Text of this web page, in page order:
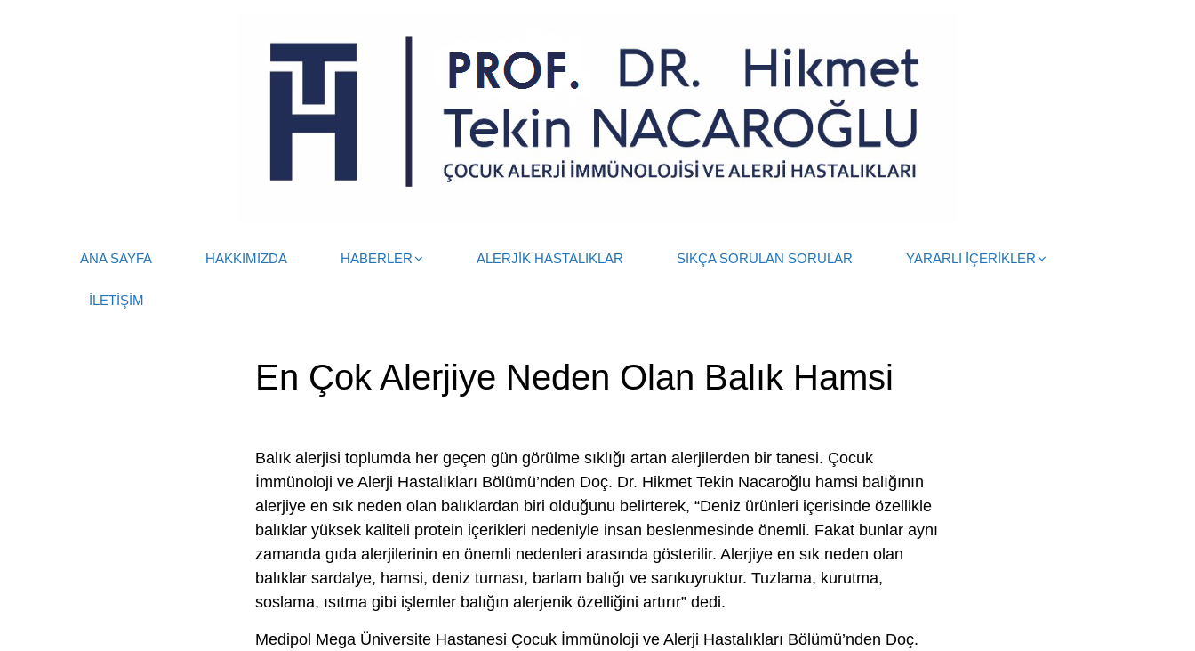
ANA SAYFA HAKKIMIZDA HABERLER ALERJİK HASTALIKLAR SIKÇA SORULAN SORULAR YARARLI İÇERİKLER
İLETİŞİM
En Çok Alerjiye Neden Olan Balık Hamsi
Balık alerjisi toplumda her geçen gün görülme sıklığı artan alerjilerden bir tanesi. Çocuk
İmmünoloji ve Alerji Hastalıkları Bölümü’nden Doç. Dr. Hikmet Tekin Nacaroğlu hamsi balığının
alerjiye en sık neden olan balıklardan biri olduğunu belirterek, “Deniz ürünleri içerisinde özellikle
balıklar yüksek kaliteli protein içerikleri nedeniyle insan beslenmesinde önemli. Fakat bunlar aynı
zamanda gıda alerjilerinin en önemli nedenleri arasında gösterilir. Alerjiye en sık neden olan
balıklar sardalye, hamsi, deniz turnası, barlam balığı ve sarıkuyruktur. Tuzlama, kurutma,
soslama, ısıtma gibi işlemler balığın alerjenik özelliğini artırır” dedi.
Medipol Mega Üniversite Hastanesi Çocuk İmmünoloji ve Alerji Hastalıkları Bölümü’nden Doç.